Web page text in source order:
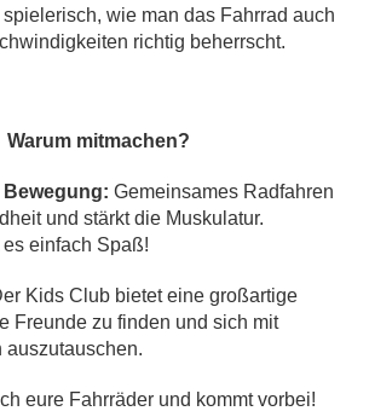
wie man das Fahrrad auch
richtig beherrscht.
Warum mitmachen?
Gemeinsames Radfahren
und stärkt die Muskulatur.
einfach Spaß!
Kids Club bietet eine großartige
Freunde zu finden und sich mit
eure Fahrräder und kommt vorbei!